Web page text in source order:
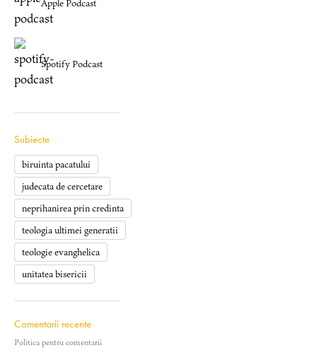
Apple Podcast
Spotify Podcast
Subiecte
biruinta pacatului
judecata de cercetare
neprihanirea prin credinta
teologia ultimei generatii
teologie evanghelica
unitatea bisericii
Comentarii recente
Politica pentru comentarii